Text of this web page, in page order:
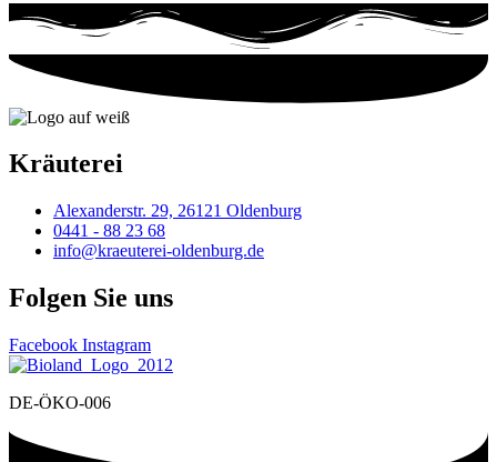
Kräuterei
Alexanderstr. 29, 26121 Oldenburg
0441 - 88 23 68
info@kraeuterei-oldenburg.de
Folgen Sie uns
Facebook Instagram
DE-ÖKO-006